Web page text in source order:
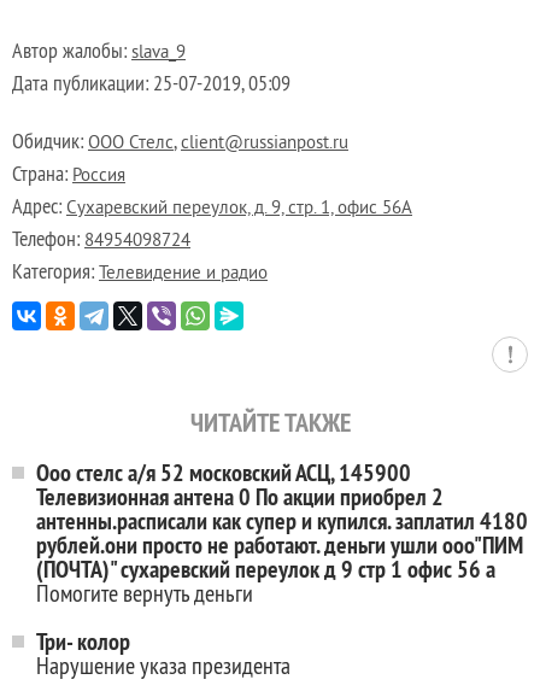
Автор жалобы: slava_9
Дата публикации: 25-07-2019, 05:09
Обидчик: ООО Стелс,client@russianpost.ru
Страна: Россия
Адрес: Сухаревский переулок, д. 9, стр. 1, офис 56А
Телефон: 84954098724
Категория: Телевидение и радио
ЧИТАЙТЕ ТАКЖЕ
Ооо стелс а/я 52 московский АСЦ, 145900
Телевизионная антена 0 По акции приобрел 2
антенны.расписали как супер и купился. заплатил 4180
рублей.они просто не работают. деньги ушли ооо"ПИМ
(ПОЧТА)" сухаревский переулок д 9 стр 1 офис 56 а
Помогите вернуть деньги
Три- колор
Нарушение указа президента